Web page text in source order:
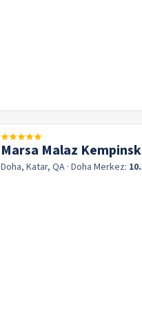
Marsa Malaz
Doha, Katar, QA · Doha Merkez: